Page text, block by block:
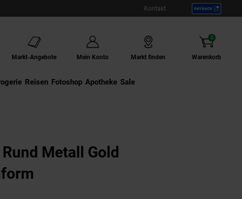
Kontakt
Markt-Angebote Mein Konto Markt finden Warenkorb
0
Artikel
Externer Link:
Reisen Externer Link:
Fotoshop Externer Link:
Apotheke Sale
Metall Gold